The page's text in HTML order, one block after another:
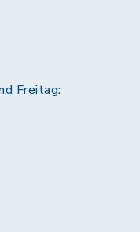
Freitag: